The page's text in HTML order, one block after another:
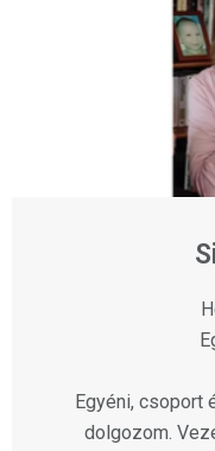
Egyéni, csoport
dolgozom.